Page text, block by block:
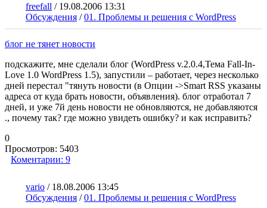
freefall / 19.08.2006 13:31
Обсуждения /01. Проблемы и решения с WordPress
блог не тянет новости
подскажите, мне сделали блог (WordPress v.2.0.4,Тема Fall-In-
Love 1.0 WordPress 1.5), запустили – работает, через несколько
дней перестал "тянуть новости (в Опции ->Smart RSS указаны
адреса от куда брать новости, объявления). блог отработал 7
дней, и уже 7й день новости не обновляются, не добавляются
., почему так? где можно увидеть ошибку? и как исправить?
0
Просмотров: 5403
Коментарии: 9
vario / 18.08.2006 13:45
Обсуждения /01. Проблемы и решения с WordPress